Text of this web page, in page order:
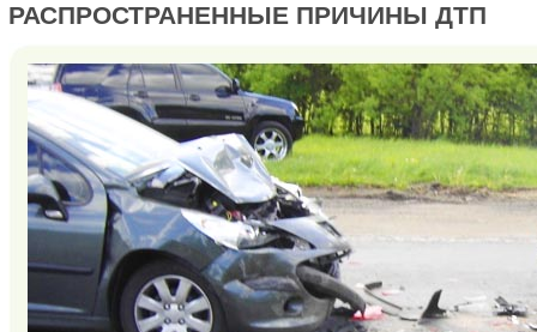
РАСПРОСТРАНЕННЫЕ ПРИЧИНЫ ДТП